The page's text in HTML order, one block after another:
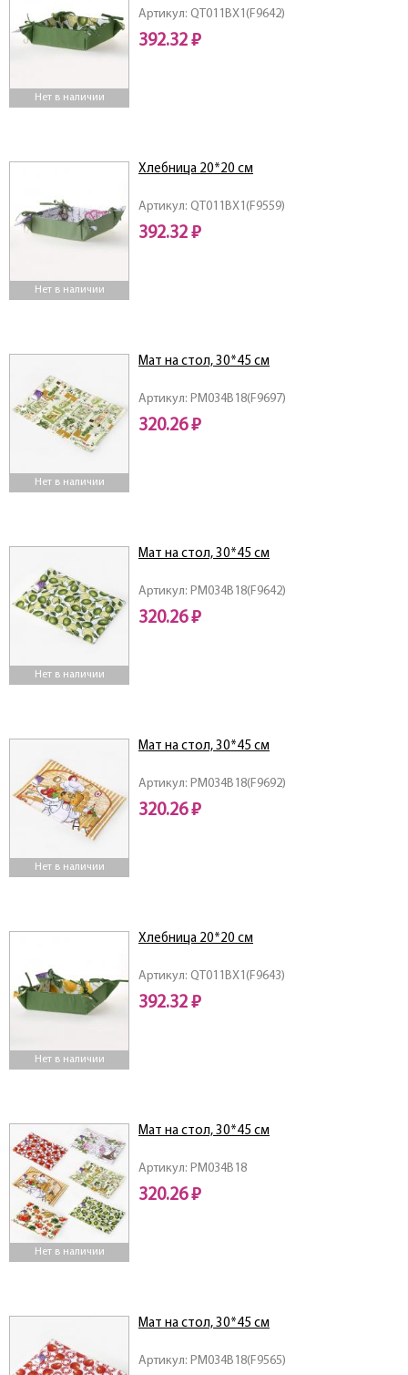
Нет в наличии
Артикул: QT011BX1(F9642)
392.32 ₽
Нет в наличии
Артикул: QT011BX1(F9559)
Хлебница 20*20 см
392.32 ₽
Нет в наличии
Артикул: PM034B18(F9697)
Мат на стол, 30*45 см
320.26 ₽
Нет в наличии
Артикул: PM034B18(F9642)
Мат на стол, 30*45 см
320.26 ₽
Нет в наличии
Артикул: PM034B18(F9692)
Мат на стол, 30*45 см
320.26 ₽
Нет в наличии
Артикул: QT011BX1(F9643)
Хлебница 20*20 см
392.32 ₽
Нет в наличии
Артикул: PM034B18
Мат на стол, 30*45 см
320.26 ₽
Артикул: PM034B18(F9565)
Мат на стол, 30*45 см